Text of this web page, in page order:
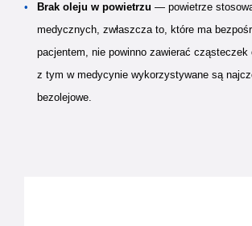
Brak oleju w powietrzu — powietrze
medycznych, zwłaszcza to, które ma
pacjentem, nie powinno zawierać cząsteczek
z tym w medycynie wykorzystywane są
bezolejowe.